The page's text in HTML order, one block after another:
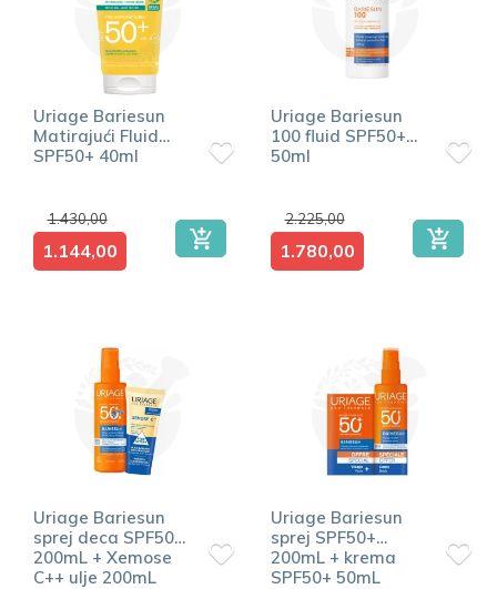
Uriage Bariesun
Matirajući Fluid
SPF50+ 40ml
1.430,00
1.144,00
Uriage Bariesun
100 fluid SPF50+
50ml
2.225,00
1.780,00
Uriage Bariesun
sprej deca SPF50+
200mL + Xemose
C++ ulje 200mL
Uriage Bariesun
sprej SPF50+
200mL + krema
SPF50+ 50mL